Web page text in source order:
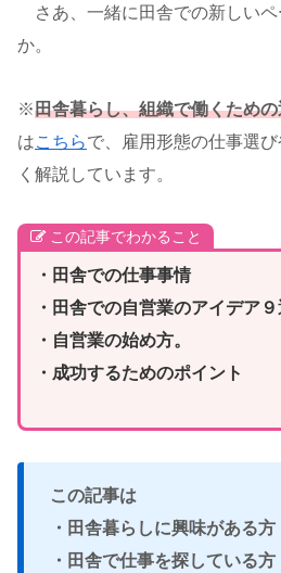
さあ、一緒に田舎での新しいペ
か。
※田舎暮らし、組織で働くため
はこちらで、雇用形態の仕事選
く解説しています。
この記事でわかること
・田舎での仕事事情
・田舎での自営業のアイデア９
・自営業の始め方。
・成功するためのポイント
この記事は
・田舎暮らしに興味がある方
・田舎で仕事を探している方